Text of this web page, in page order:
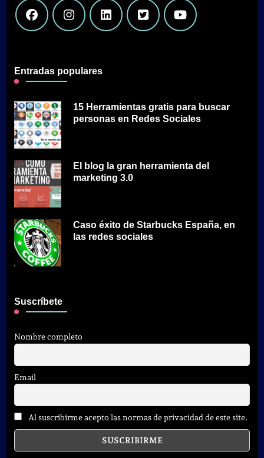
Entradas populares
15 Herramientas gratis para buscar
personas en Redes Sociales
El blog la gran herramienta del
marketing 3.0
Caso éxito de Starbucks España, en
las redes sociales
Suscríbete
Nombre completo
Email
Al suscribirme acepto las normas de privacidad de este site.